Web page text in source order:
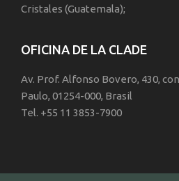
Cristales (Guatemala);
OFICINA DE LA CLADE
Av. Prof. Alfonso Bovero, 430,
Paulo, 01254-000, Brasil
Tel. +55 11 3853-7900